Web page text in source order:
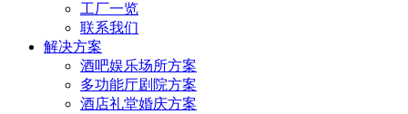
工厂一览
联系我们
解决方案
酒吧娱乐场所方案
多功能厅剧院方案
酒店礼堂婚庆方案